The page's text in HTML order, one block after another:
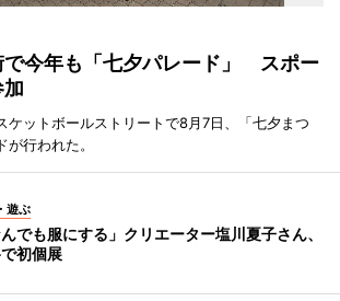
で今年も「七夕パレード」 スポー
ケットボールストリートで8月7日、「七夕まつ
行われた。
遊ぶ
んでも服にする」クリエーター塩川夏子さん、
初個展